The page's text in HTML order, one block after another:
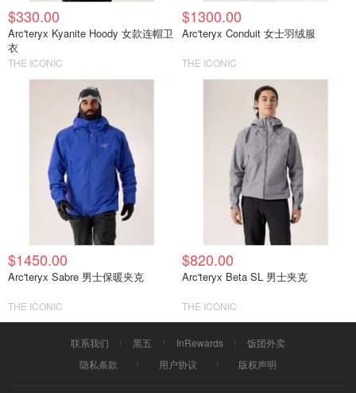
$330.00
Arc'teryx Kyanite Hoody 女款连帽卫
衣
THE ICONIC
$1300.00
Arc'teryx Conduit 女士羽绒服
THE ICONIC
$1450.00
Arc'teryx Sabre 男士保暖夹克
THE ICONIC
$820.00
Arc'teryx Beta SL 男士夹克
THE ICONIC
联系我们 黑五 InRewards
饭团外卖
隐私条款
用户协议 版权声明